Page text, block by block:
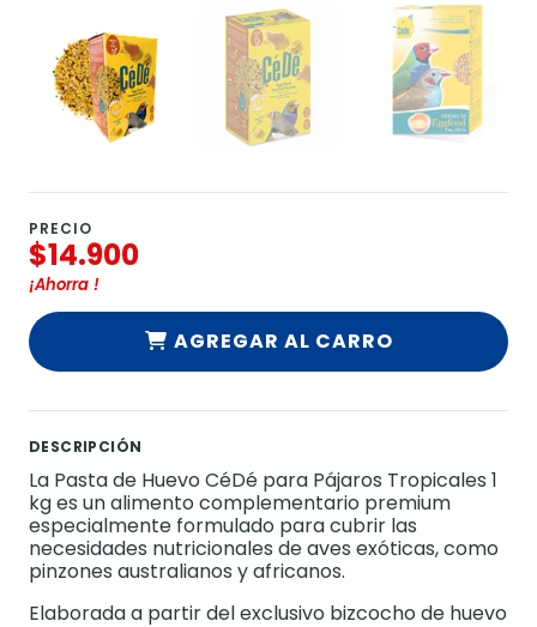
PRECIO
$14.900
¡Ahorra !
AGREGAR AL CARRO
DESCRIPCIÓN
La Pasta de Huevo CéDé para Pájaros Tropicales 1
kg es un alimento complementario premium
especialmente formulado para cubrir las
necesidades nutricionales de aves exóticas, como
pinzones australianos y africanos.
Elaborada a partir del exclusivo bizcocho de huevo